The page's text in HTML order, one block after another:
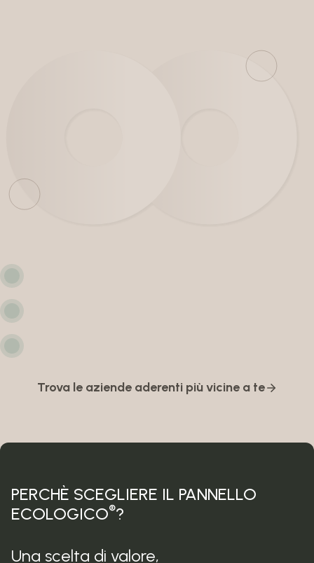
Trova le aziende aderenti più vicine a te
PERCHÈ SCEGLIERE IL PANNELLO
ECOLOGICO®?
Una scelta di valore,